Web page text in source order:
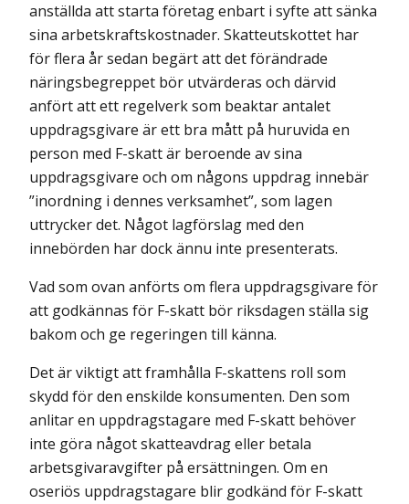
anställda att starta företag enbart i syfte att sänka
sina arbetskraftskostnader. Skatteutskottet har
för flera år sedan begärt att det förändrade
näringsbegreppet bör utvärderas och därvid
anfört att ett regelverk som beaktar antalet
uppdragsgivare är ett bra mått på huruvida en
person med F-skatt är beroende av sina
uppdragsgivare och om någons uppdrag innebär
”inordning i dennes verksamhet”, som lagen
uttrycker det. Något lagförslag med den
innebörden har dock ännu inte presenterats.
Vad som ovan anförts om flera uppdragsgivare för
att godkännas för F-skatt bör riksdagen ställa sig
bakom och ge regeringen till känna.
Det är viktigt att framhålla F-skattens roll som
skydd för den enskilde konsumenten. Den som
anlitar en uppdragstagare med F-skatt behöver
inte göra något skatteavdrag eller betala
arbetsgivaravgifter på ersättningen. Om en
oseriös uppdragstagare blir godkänd för F-skatt